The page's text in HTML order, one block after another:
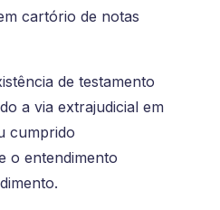
cartório de notas
de testamento
a via extrajudicial em
cumprido
o entendimento